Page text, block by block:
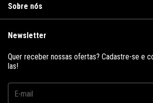
Sobre nós
Newsletter
Quer receber nossas ofertas? Cadastre-se e
las!